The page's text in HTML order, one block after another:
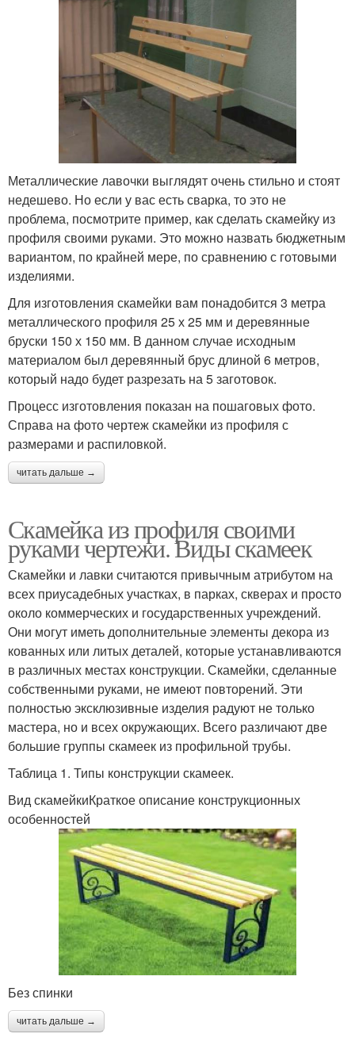
Металлические лавочки выглядят очень стильно и стоят
недешево. Но если у вас есть сварка, то это не
проблема, посмотрите пример, как сделать скамейку из
профиля своими руками. Это можно назвать бюджетным
вариантом, по крайней мере, по сравнению с готовыми
изделиями.
Для изготовления скамейки вам понадобится 3 метра
металлического профиля 25 х 25 мм и деревянные
бруски 150 х 150 мм. В данном случае исходным
материалом был деревянный брус длиной 6 метров,
который надо будет разрезать на 5 заготовок.
Процесс изготовления показан на пошаговых фото.
Справа на фото чертеж скамейки из профиля с
размерами и распиловкой.
читать дальше →
Скамейка из профиля своими
руками чертежи. Виды скамеек
Скамейки и лавки считаются привычным атрибутом на
всех приусадебных участках, в парках, скверах и просто
около коммерческих и государственных учреждений.
Они могут иметь дополнительные элементы декора из
кованных или литых деталей, которые устанавливаются
в различных местах конструкции. Скамейки, сделанные
собственными руками, не имеют повторений. Эти
полностью эксклюзивные изделия радуют не только
мастера, но и всех окружающих. Всего различают две
большие группы скамеек из профильной трубы.
Таблица 1. Типы конструкции скамеек.
Вид скамейкиКраткое описание конструкционных
особенностей
Без спинки
читать дальше →